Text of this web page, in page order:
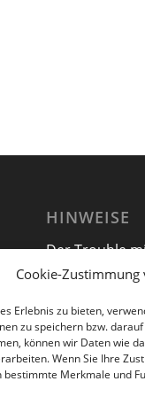
Cookie-Zustimmung
Erlebnis zu bieten,
zu speichern bzw.
können wir Daten wie
Wenn Sie Ihre
bestimmte Merkmale und
HINWEISE
Der Trouble
Vollmacht